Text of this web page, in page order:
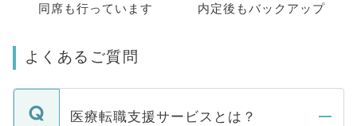
同席も行っています
内定後もバックアップ
よくあるご質問
医療転職支援サービスとは？